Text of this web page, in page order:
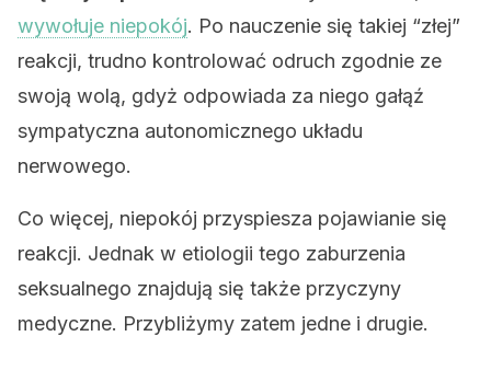
wywołuje niepokój. Po nauczenie się takiej “złej”
reakcji, trudno kontrolować odruch zgodnie ze
swoją wolą, gdyż odpowiada za niego gałąź
sympatyczna autonomicznego układu
nerwowego.
Co więcej, niepokój przyspiesza pojawianie się
reakcji. Jednak w etiologii tego zaburzenia
seksualnego znajdują się także przyczyny
medyczne. Przybliżymy zatem jedne i drugie.